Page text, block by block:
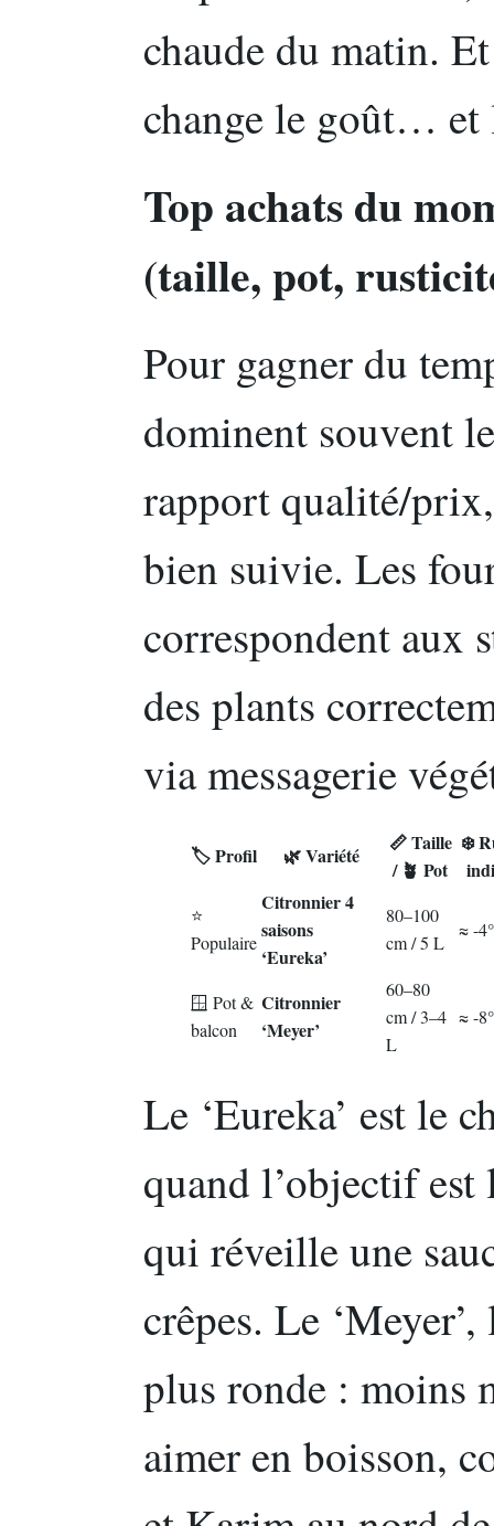
chaude du matin.
change le goût…
Top achats du
(taille, pot,
Pour gagner du
dominent souvent
rapport qualité/
bien suivie. Les
correspondent aux
des plants
via messagerie
🏷️ Profil 🌿 Variété
📏 Taille
/ 🪴 Pot
❄️
⭐
Populaire
Citronnier 4
saisons
‘Eureka’
80–100
cm / 5 L
≈ -
🪟 Pot &
balcon
Citronnier
‘Meyer’
60–80
cm / 3–4
L
≈ -
Le ‘Eureka’ est le
quand l’objectif
qui réveille une
crêpes. Le
plus ronde : moins
aimer en boisson,